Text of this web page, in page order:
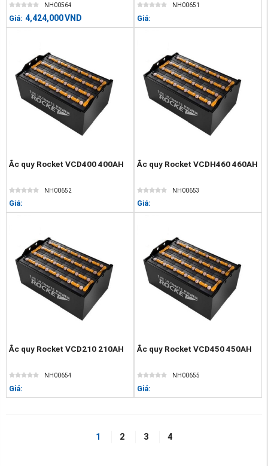
NH00564
Giá: 4,424,000VND
NH00651
Giá:
Ắc quy Rocket VCD400 400AH
NH00652
Giá:
Ắc quy Rocket VCDH460 460AH
NH00653
Giá:
Ắc quy Rocket VCD210 210AH
NH00654
Giá:
Ắc quy Rocket VCD450 450AH
NH00655
Giá:
1 2 3 4